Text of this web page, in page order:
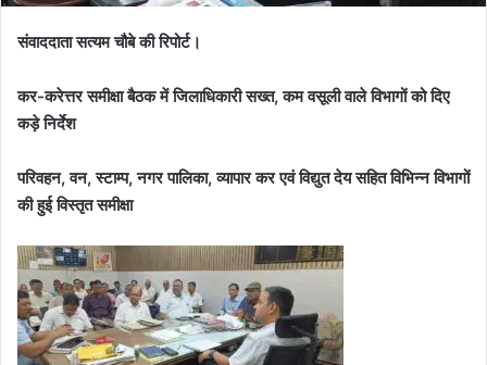
संवाददाता सत्यम चौबे की रिपोर्ट।
कर-करेत्तर समीक्षा बैठक में जिलाधिकारी सख्त, कम वसूली वाले विभागों को दिए
कड़े निर्देश
परिवहन, वन, स्टाम्प, नगर पालिका, व्यापार कर एवं विद्युत देय सहित विभिन्न विभागों
की हुई विस्तृत समीक्षा